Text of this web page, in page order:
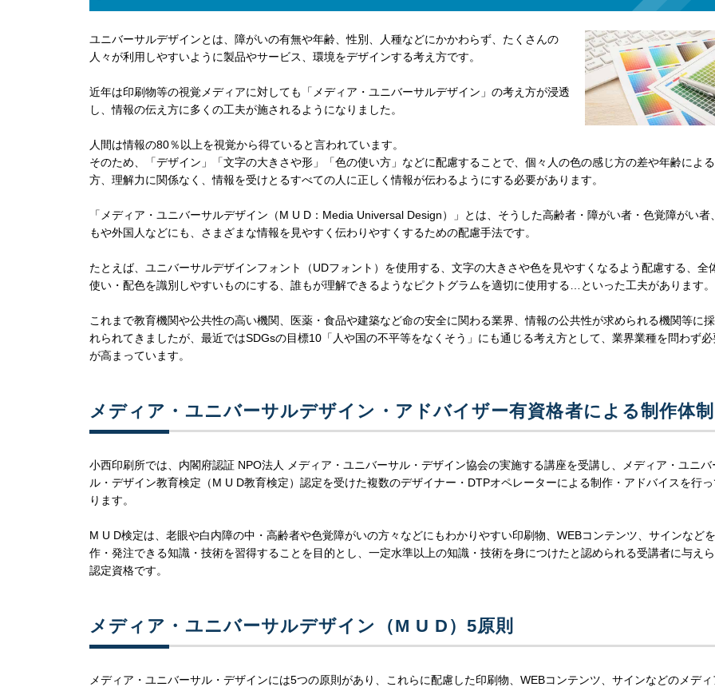
ユニバーサルデザインとは、障がいの有無や年齢、性別、人種などにかかわらず、たくさんの
人々が利用しやすいように製品やサービス、環境をデザインする考え方です。
近年は印刷物等の視覚メディアに対しても「メディア・ユニバーサルデザイン」の考え方が浸透
し、情報の伝え方に多くの工夫が施されるようになりました。
人間は情報の80％以上を視覚から得ていると言われています。
そのため、「デザイン」「文字の大きさや形」「色の使い方」などに配慮することで、個々人の色の感じ方の差や年齢によ
方、理解力に関係なく、情報を受けとるすべての人に正しく情報が伝わるようにする必要があります。
「メディア・ユニバーサルデザイン（M U D：Media Universal Design）」とは、そうした高齢者・障がい者・色覚障がい者
もや外国人などにも、さまざまな情報を見やすく伝わりやすくするための配慮手法です。
たとえば、ユニバーサルデザインフォント（UDフォント）を使用する、文字の大きさや色を見やすくなるよう配慮する、全
使い・配色を識別しやすいものにする、誰もが理解できるようなピクトグラムを適切に使用する…といった工夫があります。
これまで教育機関や公共性の高い機関、医薬・食品や建築など命の安全に関わる業界、情報の公共性が求められる機関等に
れられてきましたが、最近ではSDGsの目標10「人や国の不平等をなくそう」にも通じる考え方として、業界業種を問わず必
が高まっています。
メディア・ユニバーサルデザイン・アドバイザー有資格者による制作体制
小西印刷所では、内閣府認証 NPO法人 メディア・ユニバーサル・デザイン協会の実施する講座を受講し、メディア・ユニバ
ル・デザイン教育検定（M U D教育検定）認定を受けた複数のデザイナー・DTPオペレーターによる制作・アドバイスを行
ります。
M U D検定は、老眼や白内障の中・高齢者や色覚障がいの方々などにもわかりやすい印刷物、WEBコンテンツ、サインなど
作・発注できる知識・技術を習得することを目的とし、一定水準以上の知識・技術を身につけたと認められる受講者に与え
認定資格です。
メディア・ユニバーサルデザイン（M U D）5原則
メディア・ユニバーサル・デザインには5つの原則があり、これらに配慮した印刷物、WEBコンテンツ、サインなどのメデ